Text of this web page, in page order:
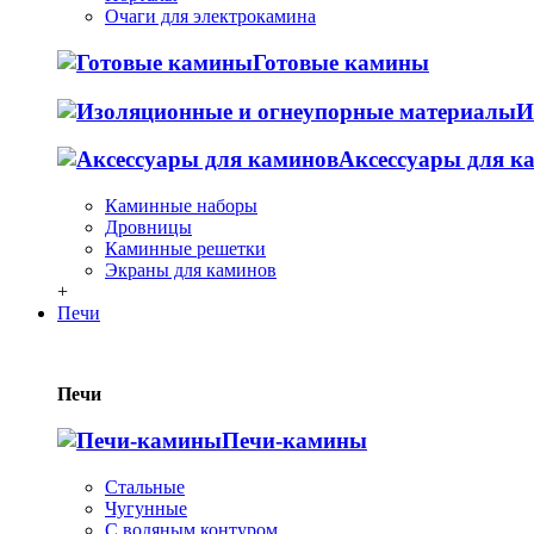
Очаги для электрокамина
Готовые камины
Аксессуары для
Каминные наборы
Дровницы
Каминные решетки
Экраны для каминов
+
Печи
Печи
Печи-камины
Стальные
Чугунные
С водяным контуром